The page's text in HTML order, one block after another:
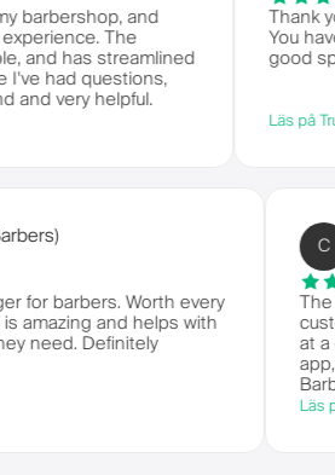
and
The
streamlined
questions,
helpful.
Thank you
You have a
good spirit.
Läs på Trustpilot
Barbers)
changer for barbers. Worth every
is amazing and helps with
they need. Definitely